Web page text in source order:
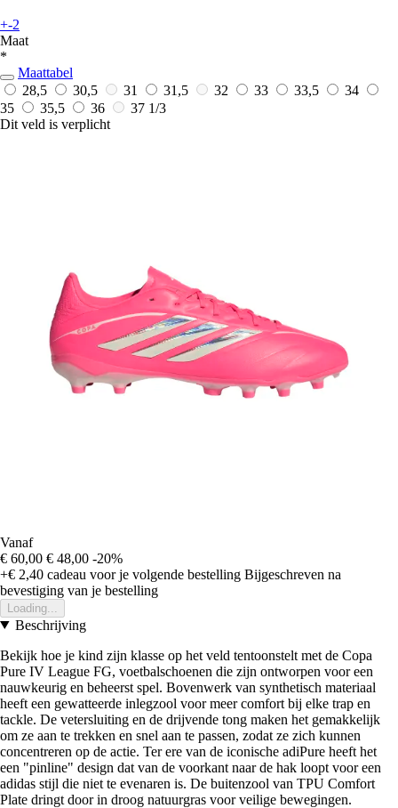
+-2
Maat
*
Maattabel
28,5
30,5 31 31,5 32 33 33,5
34
35
35,5 36
37 1/3
Dit veld is verplicht
Vanaf
€ 60,00 € 48,00 -20%
+€ 2,40 cadeau voor je volgende bestelling Bijgeschreven na
bevestiging van je bestelling
Loading...
Beschrijving
Bekijk hoe je kind zijn klasse op het veld tentoonstelt met de Copa
Pure IV League FG, voetbalschoenen die zijn ontworpen voor een
nauwkeurig en beheerst spel. Bovenwerk van synthetisch materiaal
heeft een gewatteerde inlegzool voor meer comfort bij elke trap en
tackle. De vetersluiting en de drijvende tong maken het gemakkelijk
om ze aan te trekken en snel aan te passen, zodat ze zich kunnen
concentreren op de actie. Ter ere van de iconische adiPure heeft het
een "pinline" design dat van de voorkant naar de hak loopt voor een
adidas stijl die niet te evenaren is. De buitenzool van TPU Comfort
Plate dringt door in droog natuurgras voor veilige bewegingen.